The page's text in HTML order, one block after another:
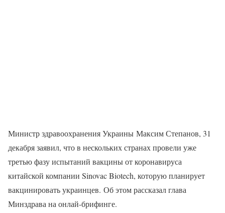
Министр здравоохранения Украины Максим Степанов, 31
декабря заявил, что в нескольких странах провели уже
третью фазу испытаний вакцины от коронавируса
китайской компании Sinovac Biotech, которую планирует
вакцинировать украинцев. Об этом рассказал глава
Минздрава на онлай-брифинге.